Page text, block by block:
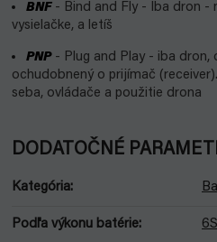
BNF- Bind and Fly - Iba dron -
vysielačke, a letíš
PNP- Plug and Play - iba dron,
ochudobnený o prijímač
seba, ovládače a použitie drona
DODATOČNÉ
Kategória:
Podľa výkonu batérie: 6S